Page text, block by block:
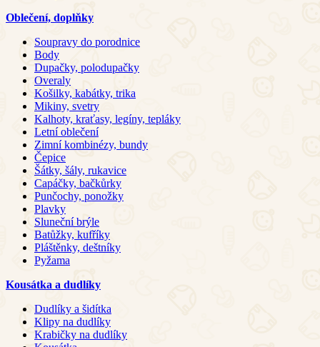
Oblečení, doplňky
Soupravy do porodnice
Body
Dupačky, polodupačky
Overaly
Košilky, kabátky, trika
Mikiny, svetry
Kalhoty, kraťasy, legíny, tepláky
Letní oblečení
Zimní kombinézy, bundy
Čepice
Šátky, šály, rukavice
Capáčky, bačkůrky
Punčochy, ponožky
Plavky
Sluneční brýle
Batůžky, kufříky
Pláštěnky, deštníky
Pyžama
Kousátka a dudlíky
Dudlíky a šidítka
Klipy na dudlíky
Krabičky na dudlíky